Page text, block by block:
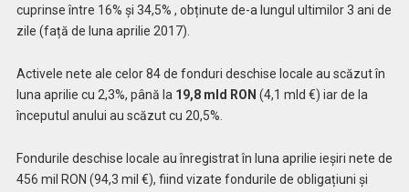
cuprinse între 16% și 34,5% , obținute de-a lungul ultimilor 3 ani de
zile (față de luna aprilie 2017).
Activele nete ale celor 84 de fonduri deschise locale au scăzut în
luna aprilie cu 2,3%, până la 19,8 mld RON (4,1 mld €) iar de la
începutul anului au scăzut cu 20,5%.
Fondurile deschise locale au înregistrat în luna aprilie ieșiri nete de
456 mil RON (94,3 mil €), fiind vizate fondurile de obligațiuni și